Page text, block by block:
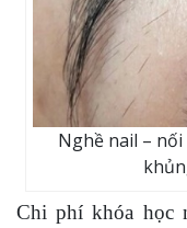
Nghề nail –
Chi phí khóa học